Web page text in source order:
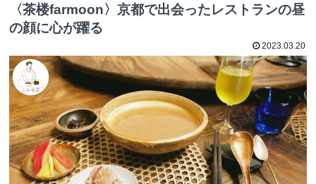
〈茶楼farmoon〉京都で出会ったレストランの昼
の顔に心が躍る
2023.03.20